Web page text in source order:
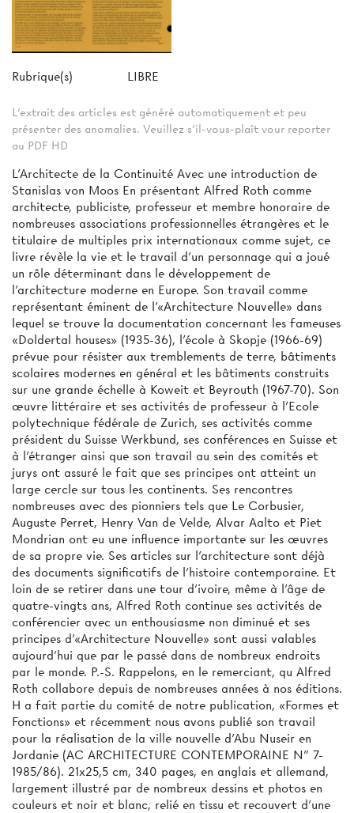
Rubrique(s) LIBRE
L'extrait des articles est généré automatiquement et peu
présenter des anomalies. Veuillez s'il-vous-plaît vour reporter
au PDF HD
L'Architecte de la Continuité Avec une introduction de
Stanislas von Moos En présentant Alfred Roth comme
architecte, publiciste, professeur et membre honoraire de
nombreuses associations professionnelles étrangères et le
titulaire de multiples prix internationaux comme sujet, ce
livre révèle la vie et le travail d'un personnage qui a joué
un rôle déterminant dans le développement de
l'architecture moderne en Europe. Son travail comme
représentant éminent de l'«Architecture Nouvelle» dans
lequel se trouve la documentation concernant les fameuses
«Doldertal houses» (1935-36), l'école à Skopje (1966-69)
prévue pour résister aux tremblements de terre, bâtiments
scolaires modernes en général et les bâtiments construits
sur une grande échelle à Koweit et Beyrouth (1967-70). Son
œuvre littéraire et ses activités de professeur à l'Ecole
polytechnique fédérale de Zurich, ses activités comme
président du Suisse Werkbund, ses conférences en Suisse et
à l’étranger ainsi que son travail au sein des comités et
jurys ont assuré le fait que ses principes ont atteint un
large cercle sur tous les continents. Ses rencontres
nombreuses avec des pionniers tels que Le Corbusier,
Auguste Perret, Henry Van de Velde, Alvar Aalto et Piet
Mondrian ont eu une influence importante sur les œuvres
de sa propre vie. Ses articles sur l'architecture sont déjà
des documents significatifs de l'histoire contemporaine. Et
loin de se retirer dans une tour d'ivoire, même à l'âge de
quatre-vingts ans, Alfred Roth continue ses activités de
conférencier avec un enthousiasme non diminué et ses
principes d'«Architecture Nouvelle» sont aussi valables
aujourd'hui que par le passé dans de nombreux endroits
par le monde. P.-S. Rappelons, en le remerciant, qu Alfred
Roth collabore depuis de nombreuses années à nos éditions.
H a fait partie du comité de notre publication, «Formes et
Fonctions» et récemment nous avons publié son travail
pour la réalisation de la ville nouvelle d'Abu Nuseir en
Jordanie (AC ARCHITECTURE CONTEMPORAINE N” 7-
1985/86). 21x25,5 cm, 340 pages, en anglais et allemand,
largement illustré par de nombreux dessins et photos en
couleurs et noir et blanc, relié en tissu et recouvert d'une